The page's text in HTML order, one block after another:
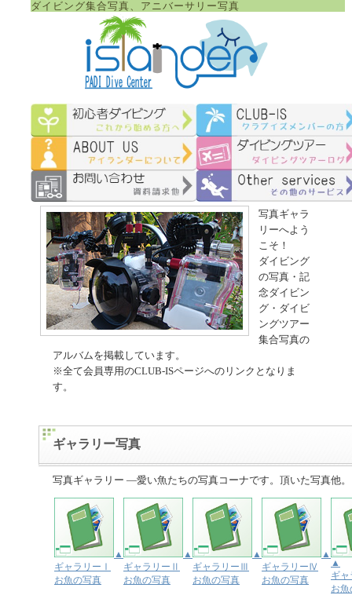
ダイビング集合写真、アニバーサリー写真
写真ギャラ
リーへよう
こそ！
ダイビング
の写真・記
念ダイビン
グ・ダイビ
ングツアー
集合写真の
アルバムを掲載しています。
※全て会員専用のCLUB-ISページへのリンクとなりま
す。
ギャラリー写真
写真ギャラリー ―愛い魚たちの写真コーナです。頂いた写真他。
▲
ギャラリーⅠ
お魚の写真
▲
ギャラリーⅡ
お魚の写真
▲
ギャラリーⅢ
お魚の写真
▲
ギャラリーⅣ
お魚の写真
▲
ギ
お魚